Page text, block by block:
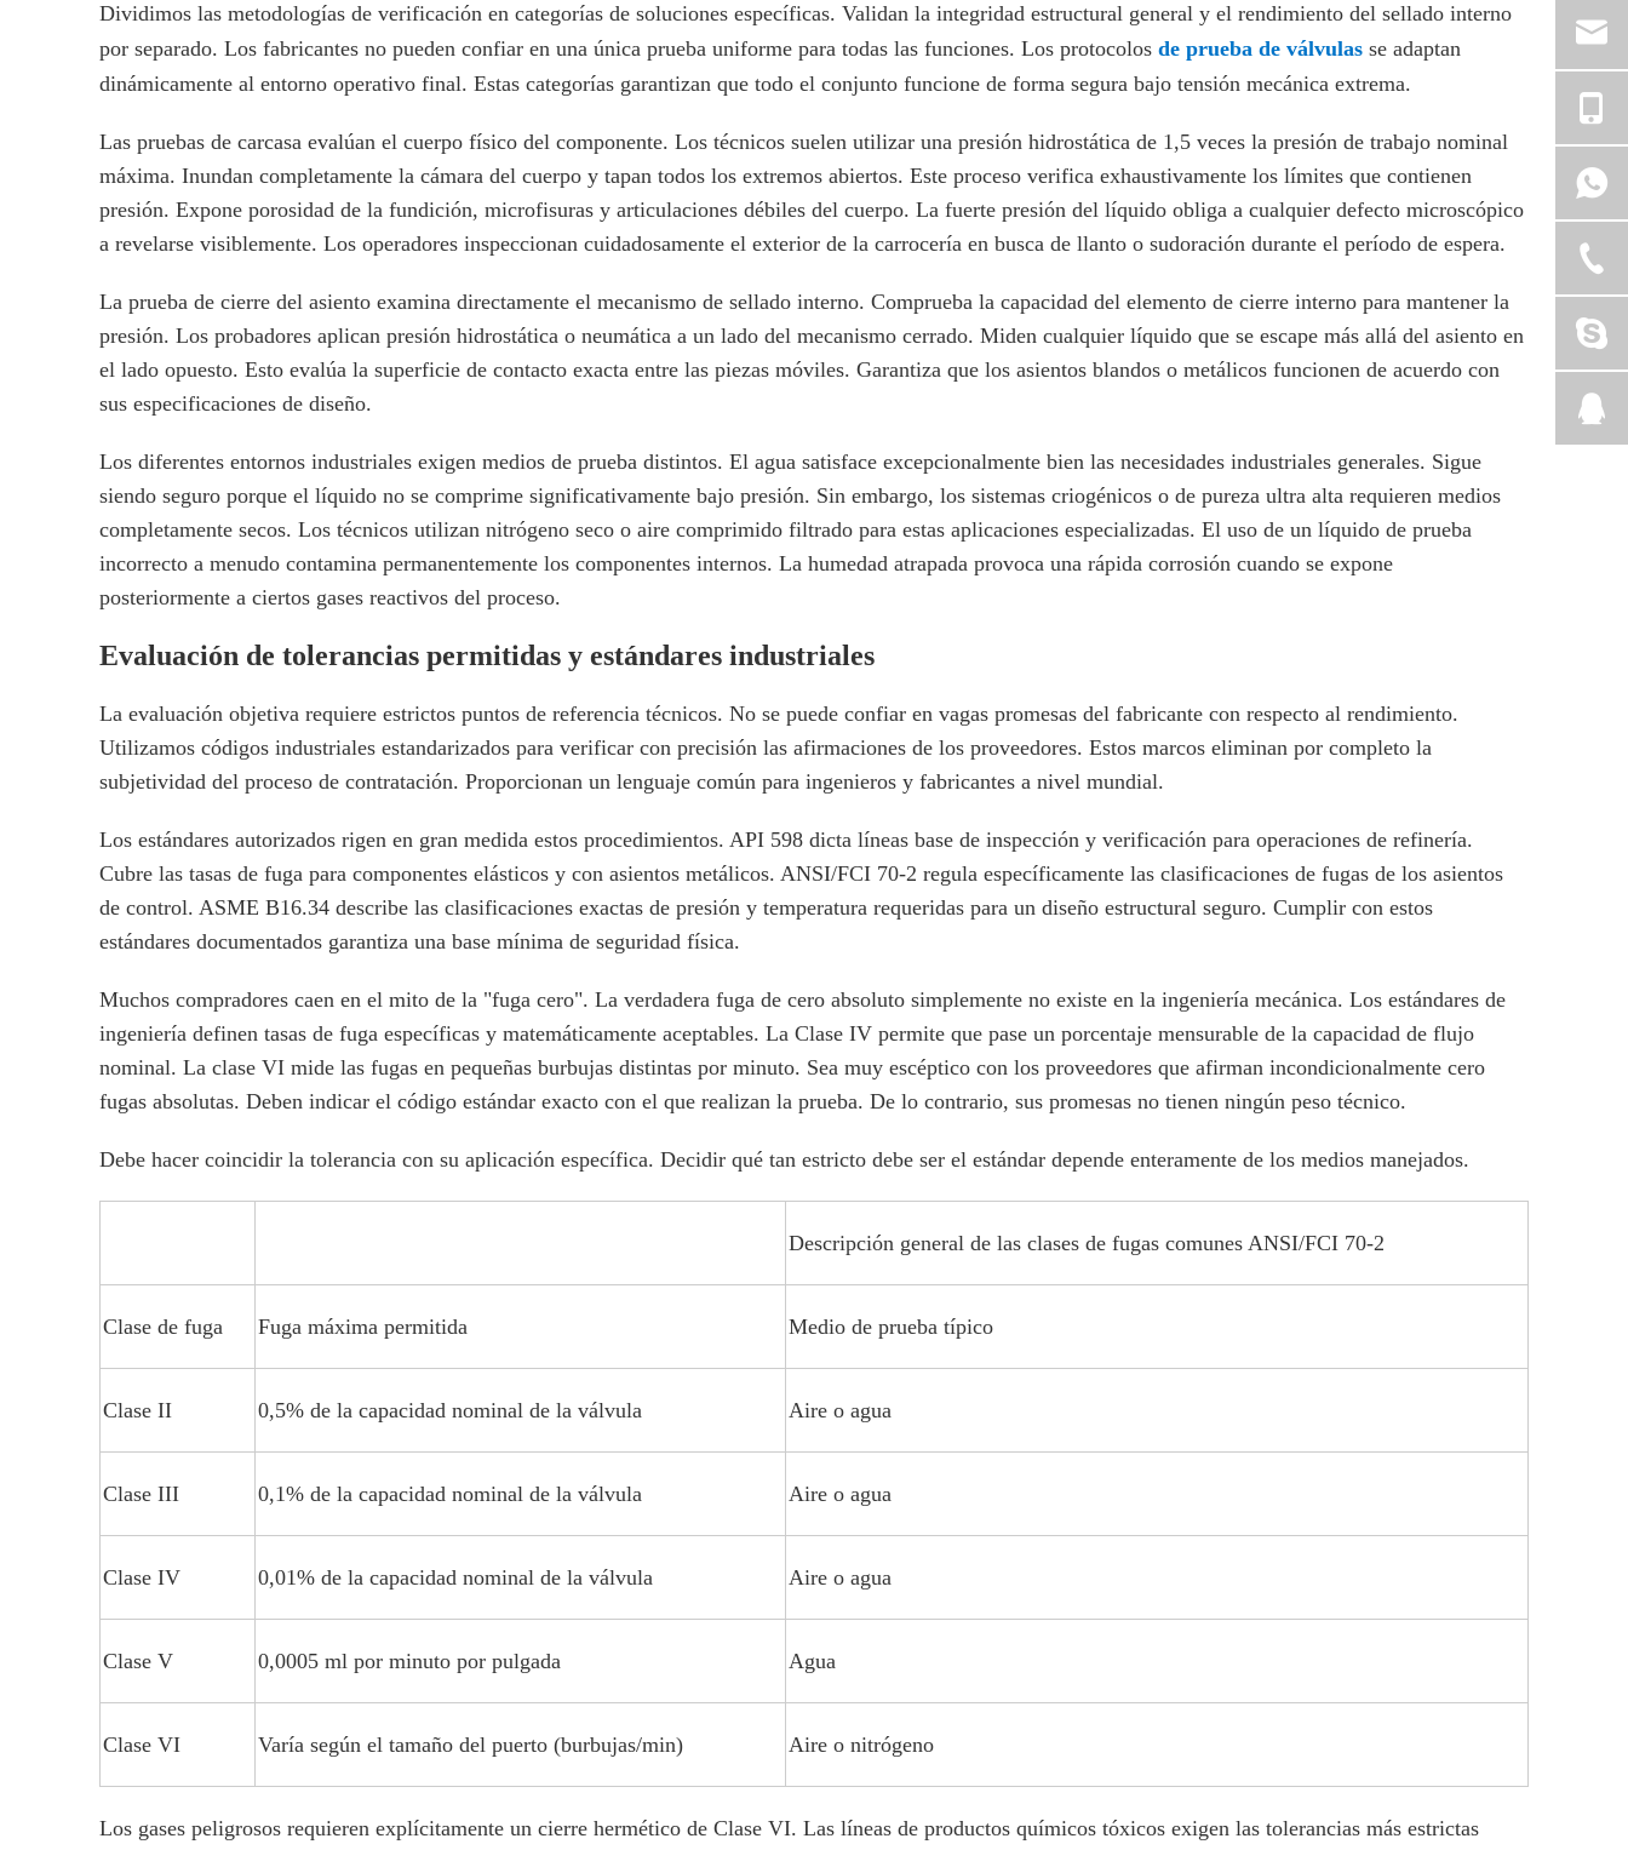
Dividimos las metodologías de verificación en categorías de soluciones específicas. Validan la integridad estructural general y el rendimiento del sellado interno
por separado. Los fabricantes no pueden confiar en una única prueba uniforme para todas las funciones. Los protocolos de prueba de válvulas se adaptan
dinámicamente al entorno operativo final. Estas categorías garantizan que todo el conjunto funcione de forma segura bajo tensión mecánica extrema.
Las pruebas de carcasa evalúan el cuerpo físico del componente. Los técnicos suelen utilizar una presión hidrostática de 1,5 veces la presión de trabajo nominal
máxima. Inundan completamente la cámara del cuerpo y tapan todos los extremos abiertos. Este proceso verifica exhaustivamente los límites que contienen
presión. Expone porosidad de la fundición, microfisuras y articulaciones débiles del cuerpo. La fuerte presión del líquido obliga a cualquier defecto microscópico
a revelarse visiblemente. Los operadores inspeccionan cuidadosamente el exterior de la carrocería en busca de llanto o sudoración durante el período de espera.
La prueba de cierre del asiento examina directamente el mecanismo de sellado interno. Comprueba la capacidad del elemento de cierre interno para mantener la
presión. Los probadores aplican presión hidrostática o neumática a un lado del mecanismo cerrado. Miden cualquier líquido que se escape más allá del asiento en
el lado opuesto. Esto evalúa la superficie de contacto exacta entre las piezas móviles. Garantiza que los asientos blandos o metálicos funcionen de acuerdo con
sus especificaciones de diseño.
Los diferentes entornos industriales exigen medios de prueba distintos. El agua satisface excepcionalmente bien las necesidades industriales generales. Sigue
siendo seguro porque el líquido no se comprime significativamente bajo presión. Sin embargo, los sistemas criogénicos o de pureza ultra alta requieren medios
completamente secos. Los técnicos utilizan nitrógeno seco o aire comprimido filtrado para estas aplicaciones especializadas. El uso de un líquido de prueba
incorrecto a menudo contamina permanentemente los componentes internos. La humedad atrapada provoca una rápida corrosión cuando se expone
posteriormente a ciertos gases reactivos del proceso.
Evaluación de tolerancias permitidas y estándares industriales
La evaluación objetiva requiere estrictos puntos de referencia técnicos. No se puede confiar en vagas promesas del fabricante con respecto al rendimiento.
Utilizamos códigos industriales estandarizados para verificar con precisión las afirmaciones de los proveedores. Estos marcos eliminan por completo la
subjetividad del proceso de contratación. Proporcionan un lenguaje común para ingenieros y fabricantes a nivel mundial.
Los estándares autorizados rigen en gran medida estos procedimientos. API 598 dicta líneas base de inspección y verificación para operaciones de refinería.
Cubre las tasas de fuga para componentes elásticos y con asientos metálicos. ANSI/FCI 70-2 regula específicamente las clasificaciones de fugas de los asientos
de control. ASME B16.34 describe las clasificaciones exactas de presión y temperatura requeridas para un diseño estructural seguro. Cumplir con estos
estándares documentados garantiza una base mínima de seguridad física.
Muchos compradores caen en el mito de la "fuga cero". La verdadera fuga de cero absoluto simplemente no existe en la ingeniería mecánica. Los estándares de
ingeniería definen tasas de fuga específicas y matemáticamente aceptables. La Clase IV permite que pase un porcentaje mensurable de la capacidad de flujo
nominal. La clase VI mide las fugas en pequeñas burbujas distintas por minuto. Sea muy escéptico con los proveedores que afirman incondicionalmente cero
fugas absolutas. Deben indicar el código estándar exacto con el que realizan la prueba. De lo contrario, sus promesas no tienen ningún peso técnico.
Debe hacer coincidir la tolerancia con su aplicación específica. Decidir qué tan estricto debe ser el estándar depende enteramente de los medios manejados.
Descripción general de las clases de fugas comunes ANSI/FCI 70-2
Clase de fuga Fuga máxima permitida Medio de prueba típico
Clase II 0,5% de la capacidad nominal de la válvula Aire o agua
Clase III 0,1% de la capacidad nominal de la válvula Aire o agua
Clase IV 0,01% de la capacidad nominal de la válvula Aire o agua
Clase V 0,0005 ml por minuto por pulgada Agua
Clase VI Varía según el tamaño del puerto (burbujas/min) Aire o nitrógeno
Los gases peligrosos requieren explícitamente un cierre hermético de Clase VI. Las líneas de productos químicos tóxicos exigen las tolerancias más estrictas